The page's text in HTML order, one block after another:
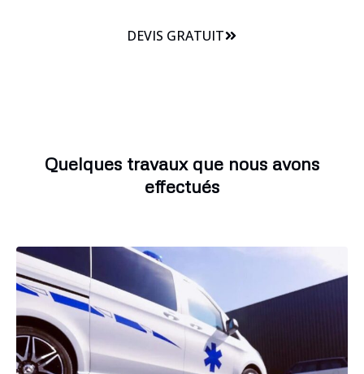
DEVIS GRATUIT
Quelques travaux que nous avons
effectués